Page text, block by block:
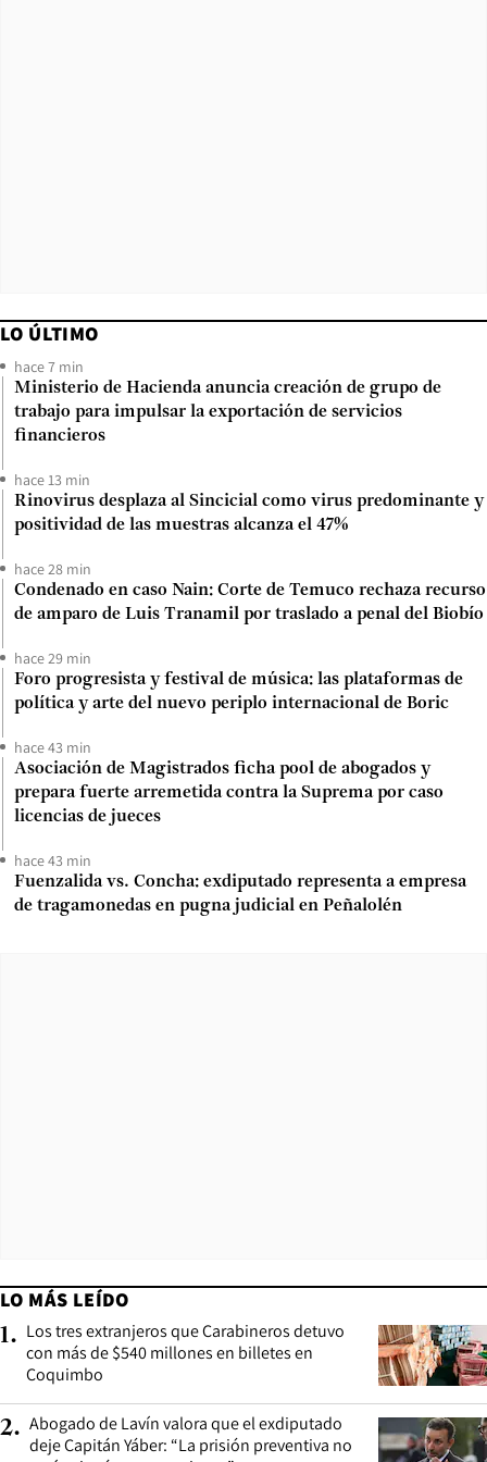
LO ÚLTIMO
hace 7 min
Ministerio de Hacienda anuncia creación de grupo de
trabajo para impulsar la exportación de servicios
financieros
hace 13 min
Rinovirus desplaza al Sincicial como virus predominante y
positividad de las muestras alcanza el 47%
hace 28 min
Condenado en caso Nain: Corte de Temuco rechaza recurso
de amparo de Luis Tranamil por traslado a penal del Biobío
hace 29 min
Foro progresista y festival de música: las plataformas de
política y arte del nuevo periplo internacional de Boric
hace 43 min
Asociación de Magistrados ficha pool de abogados y
prepara fuerte arremetida contra la Suprema por caso
licencias de jueces
hace 43 min
Fuenzalida vs. Concha: exdiputado representa a empresa
de tragamonedas en pugna judicial en Peñalolén
LO MÁS LEÍDO
1. Los tres extranjeros que Carabineros detuvo
con más de $540 millones en billetes en
Coquimbo
2. Abogado de Lavín valora que el exdiputado
deje Capitán Yáber: “La prisión preventiva no